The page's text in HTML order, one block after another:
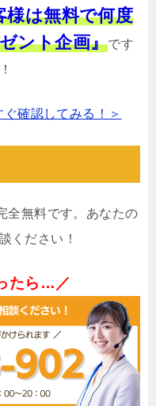
様は無料で何度
ント企画』です
確認してみる！＞
全無料です。あなたの
ください！
たら…／